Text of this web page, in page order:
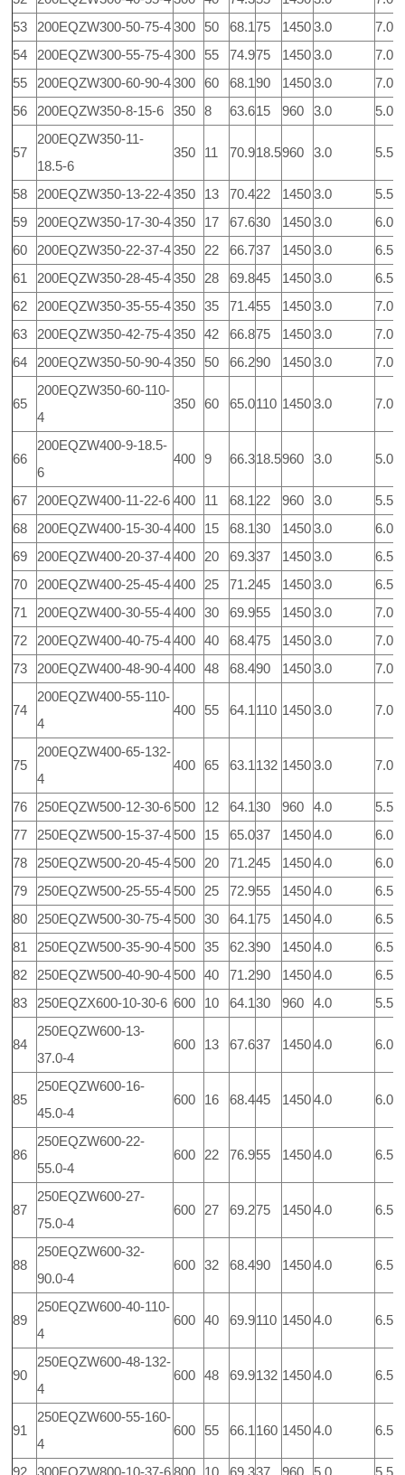
53
200EQZW300-50-75-4 300 50 68.1 75 1450 3.0
7.0
54
200EQZW300-55-75-4 300 55 74.975 1450 3.0
7.0
55
200EQZW300-60-90-4 300 60 68.1 90 1450 3.0
7.0
56
200EQZW350-8-15-6 350 8 63.615 960 3.0 5.0
57
200EQZW350-11-
18.5-6
350 11 70.918.5960 3.0 5.5
58 200EQZW350-13-22-4 350 13 70.422 1450 3.0
5.5
59
200EQZW350-17-30-4 350 17 67.630 1450 3.0
6.0
60
200EQZW350-22-37-4 350 22 66.737 1450 3.0
6.5
61
200EQZW350-28-45-4 350 28 69.845 1450 3.0
6.5
62
200EQZW350-35-55-4 350 35 71.455 1450 3.0
7.0
63
200EQZW350-42-75-4 350 42 66.875 1450 3.0
7.0
64
200EQZW350-50-90-4 350 50 66.290 1450 3.0 7.0
65
200EQZW350-60-110-
4
350 60 65.0110 1450 3.0 7.0
66
200EQZW400-9-18.5-
6
400 9 66.318.5960 3.0 5.0
67 200EQZW400-11-22-6 400 11 68.1 22 960 3.0
5.5
68
200EQZW400-15-30-4 400 15 68.1 30 1450 3.0
6.0
69
200EQZW400-20-37-4 400 20 69.337 1450 3.0
6.5
70
200EQZW400-25-45-4 400 25 71.245 1450 3.0
6.5
71
200EQZW400-30-55-4 400 30 69.955 1450 3.0
7.0
72
200EQZW400-40-75-4 400 40 68.475 1450 3.0
7.0
73
200EQZW400-48-90-4 400 48 68.490 1450 3.0 7.0
74
200EQZW400-55-110-
4
400 55 64.1 110 1450 3.0 7.0
75
200EQZW400-65-132-
4
400 65 63.1 132 1450 3.0 7.0
76 250EQZW500-12-30-6 500 12 64.1 30 960 4.0
5.5
77
250EQZW500-15-37-4 500 15 65.037 1450 4.0
6.0
78
250EQZW500-20-45-4 500 20 71.245 1450 4.0
6.0
79
250EQZW500-25-55-4 500 25 72.955 1450 4.0
6.5
80
250EQZW500-30-75-4 500 30 64.1 75 1450 4.0
6.5
81
250EQZW500-35-90-4 500 35 62.390 1450 4.0
6.5
82
250EQZW500-40-90-4 500 40 71.290 1450 4.0
6.5
83
250EQZX600-10-30-6 600 10 64.1 30 960 4.0 5.5
84
250EQZW600-13-
37.0-4
600 13 67.637 1450 4.0 6.0
85
250EQZW600-16-
45.0-4
600 16 68.445 1450 4.0 6.0
86
250EQZW600-22-
55.0-4
600 22 76.955 1450 4.0 6.5
87
250EQZW600-27-
75.0-4
600 27 69.275 1450 4.0 6.5
88
250EQZW600-32-
90.0-4
600 32 68.490 1450 4.0 6.5
89
250EQZW600-40-110-
4
600 40 69.9110 1450 4.0 6.5
90
250EQZW600-48-132-
4
600 48 69.9132 1450 4.0 6.5
91
250EQZW600-55-160-
4
600 55 66.1 160 1450 4.0 6.5
92 300EQZW800-10-37-6 800 10 69.337 960 5.0
5.5